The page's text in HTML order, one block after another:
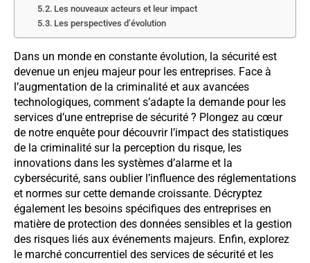
Les nouveaux acteurs et leur impact
Les perspectives d’évolution
Dans un monde en constante évolution, la sécurité est
devenue un enjeu majeur pour les entreprises. Face à
l’augmentation de la criminalité et aux avancées
technologiques, comment s’adapte la demande pour les
services d’une entreprise de sécurité ? Plongez au cœur
de notre enquête pour découvrir l’impact des statistiques
de la criminalité sur la perception du risque, les
innovations dans les systèmes d’alarme et la
cybersécurité, sans oublier l’influence des réglementations
et normes sur cette demande croissante. Décryptez
également les besoins spécifiques des entreprises en
matière de protection des données sensibles et la gestion
des risques liés aux événements majeurs. Enfin, explorez
le marché concurrentiel des services de sécurité et les